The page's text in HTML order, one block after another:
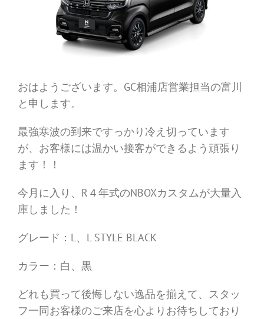
おはようございます。GC相浦店営業担当の富川
と申します。
最強寒波の到来ですっかり冷え切っています
が、お客様には温かい接客ができるよう頑張り
ます！！
今月に入り、R４年式のNBOXカスタムが大量入
庫しました！
グレード：L、L STYLE BLACK
カラー：白、黒
どれも買って後悔しない逸品を揃えて、スタッ
フ一同お客様のご来店を心よりお待ちしており